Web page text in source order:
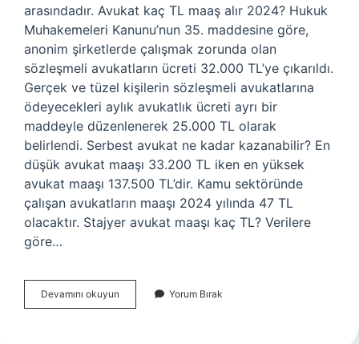
arasındadır. Avukat kaç TL maaş alır 2024? Hukuk
Muhakemeleri Kanunu’nun 35. maddesine göre,
anonim şirketlerde çalışmak zorunda olan
sözleşmeli avukatların ücreti 32.000 TL’ye çıkarıldı.
Gerçek ve tüzel kişilerin sözleşmeli avukatlarına
ödeyecekleri aylık avukatlık ücreti ayrı bir
maddeyle düzenlenerek 25.000 TL olarak
belirlendi. Serbest avukat ne kadar kazanabilir? En
düşük avukat maaşı 33.200 TL iken en yüksek
avukat maaşı 137.500 TL’dir. Kamu sektöründe
çalışan avukatların maaşı 2024 yılında 47 TL
olacaktır. Stajyer avukat maaşı kaç TL? Verilere
göre…
Devamını okuyun
Bir
Yorum Bırak